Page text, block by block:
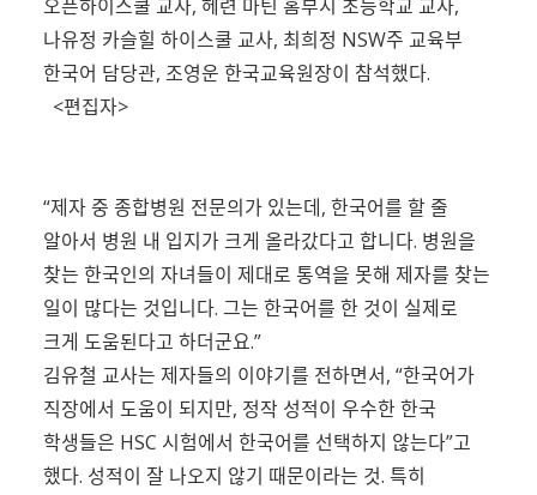
오픈하이스쿨 교사, 헤련 마틴 홈부시 초등학교 교사,
나유정 카슬힐 하이스쿨 교사, 최희정 NSW주 교육부
한국어 담당관, 조영운 한국교육원장이 참석했다.
<편집자>
“제자 중 종합병원 전문의가 있는데, 한국어를 할 줄
알아서 병원 내 입지가 크게 올라갔다고 합니다. 병원을
찾는 한국인의 자녀들이 제대로 통역을 못해 제자를 찾는
일이 많다는 것입니다. 그는 한국어를 한 것이 실제로
크게 도움된다고 하더군요.”
김유철 교사는 제자들의 이야기를 전하면서, “한국어가
직장에서 도움이 되지만, 정작 성적이 우수한 한국
학생들은 HSC 시험에서 한국어를 선택하지 않는다”고
했다. 성적이 잘 나오지 않기 때문이라는 것. 특히